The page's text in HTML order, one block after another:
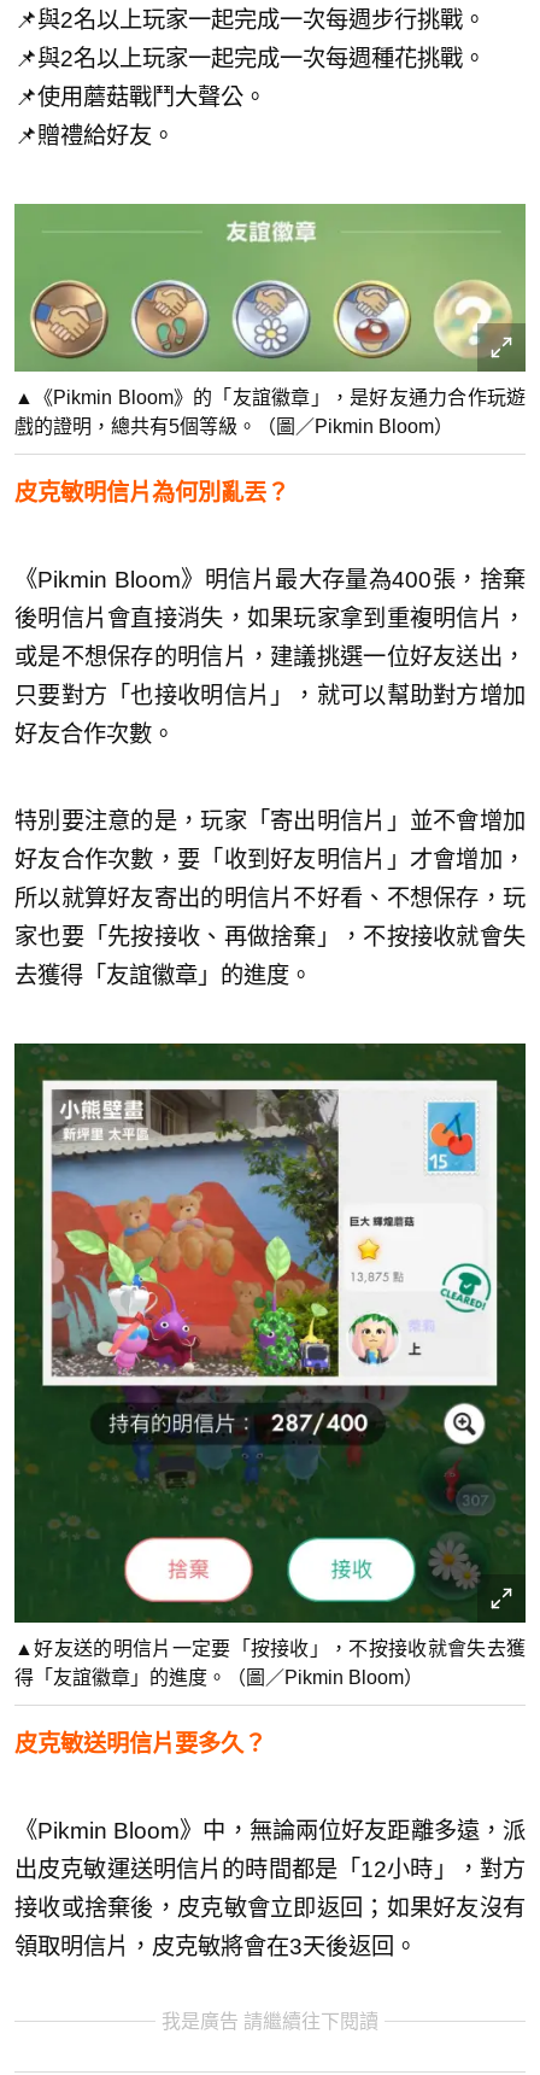
📌與2名以上玩家一起完成一次每週步行挑戰。
📌與2名以上玩家一起完成一次每週種花挑戰。
📌使用蘑菇戰鬥大聲公。
📌贈禮給好友。
▲《Pikmin Bloom》的「友誼徽章」，是好友通力合作玩遊
戲的證明，總共有5個等級。（圖／Pikmin Bloom）
皮克敏明信片為何別亂丟？
《Pikmin Bloom》明信片最大存量為400張，捨棄
後明信片會直接消失，如果玩家拿到重複明信片，
或是不想保存的明信片，建議挑選一位好友送出，
只要對方「也接收明信片」，就可以幫助對方增加
好友合作次數。
特別要注意的是，玩家「寄出明信片」並不會增加
好友合作次數，要「收到好友明信片」才會增加，
所以就算好友寄出的明信片不好看、不想保存，玩
家也要「先按接收、再做捨棄」，不按接收就會失
去獲得「友誼徽章」的進度。
▲好友送的明信片一定要「按接收」，不按接收就會失去獲
得「友誼徽章」的進度。（圖／Pikmin Bloom）
皮克敏送明信片要多久？
《Pikmin Bloom》中，無論兩位好友距離多遠，派
出皮克敏運送明信片的時間都是「12小時」，對方
接收或捨棄後，皮克敏會立即返回；如果好友沒有
領取明信片，皮克敏將會在3天後返回。
我是廣告 請繼續往下閱讀